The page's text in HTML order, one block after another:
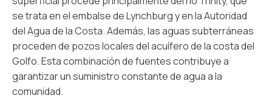
se trata en el embalse de Lynchburg y en la Autoridad
del Agua de la Costa. Además, las aguas subterráneas
proceden de pozos locales del acuífero de la costa del
Golfo. Esta combinación de fuentes contribuye a
garantizar un suministro constante de agua a la
comunidad.